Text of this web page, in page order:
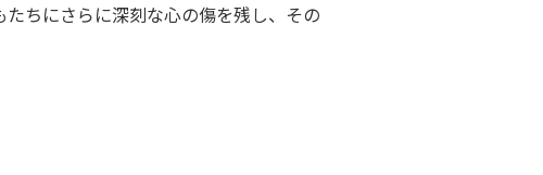
ちにさらに深刻な心の傷を残し、その